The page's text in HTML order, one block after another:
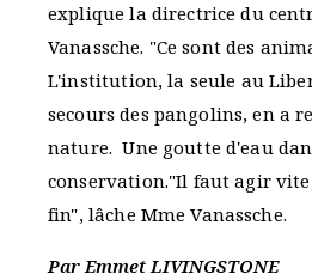
explique la directrice du
Vanassche. "Ce sont des
L'institution, la seule au
secours des pangolins, en a
nature. Une goutte d'eau
conservation."Il faut agir
fin", lâche Mme Vanassche.
Par Emmet LIVINGSTONE